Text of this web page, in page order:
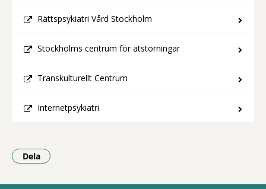
Rättspsykiatri Vård Stockholm
Stockholms centrum för ätstörningar
Transkulturellt Centrum
Internetpsykiatri
Dela
- Klicka för att öppna delningsalternativ.